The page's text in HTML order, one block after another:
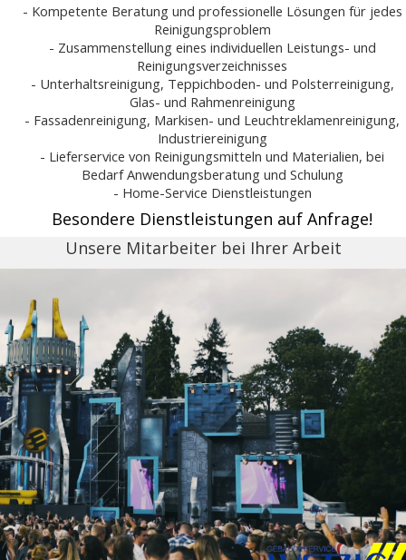
- Kompetente Beratung und professionelle Lösungen für jedes
Reinigungsproblem
- Zusammenstellung eines individuellen Leistungs- und
Reinigungsverzeichnisses
- Unterhaltsreinigung, Teppichboden- und Polsterreinigung,
Glas- und Rahmenreinigung
- Fassadenreinigung, Markisen- und Leuchtreklamenreinigung,
Industriereinigung
- Lieferservice von Reinigungsmitteln und Materialien, bei
Bedarf Anwendungsberatung und Schulung
- Home-Service Dienstleistungen
Besondere Dienstleistungen auf Anfrage!
Unsere Mitarbeiter bei Ihrer Arbeit